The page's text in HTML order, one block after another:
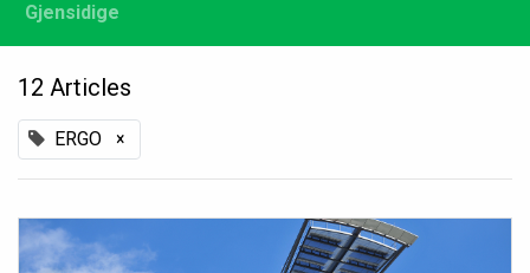
Gjensidige
12 Articles
ERGO ×